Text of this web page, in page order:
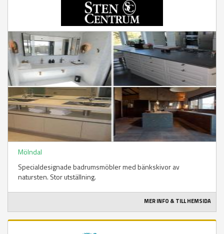
Mölndal
Specialdesignade badrumsmöbler med bänkskivor av
natursten. Stor utställning.
MER INFO & TILL HEMSIDA